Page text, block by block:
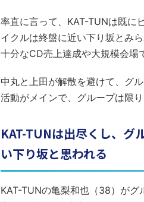
率直に言って、KAT-TUNは既に
イクルは終盤に近い下り坂とみ
十分なCD売上達成や大規模会場
中丸と上田が解散を避けて、グ
活動がメインで、グループは限
KAT-TUNは出尽くし、グ
い下り坂と思われる
KAT-TUNの亀梨和也（38）がグ